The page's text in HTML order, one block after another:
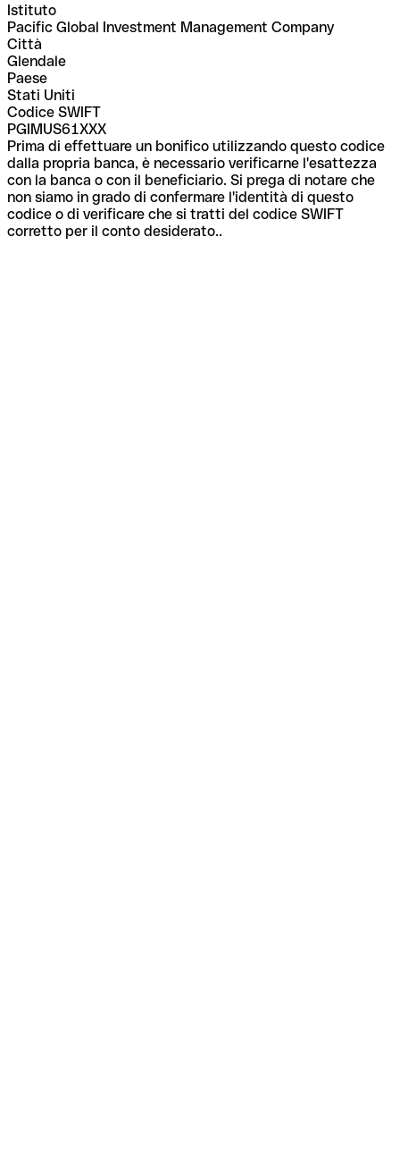
Istituto
Pacific Global Investment Management Company
Città
Glendale
Paese
Stati Uniti
Codice SWIFT
PGIMUS61XXX
Prima di effettuare un bonifico utilizzando questo codice
dalla propria banca, è necessario verificarne l'esattezza
con la banca o con il beneficiario. Si prega di notare che
non siamo in grado di confermare l'identità di questo
codice o di verificare che si tratti del codice SWIFT
corretto per il conto desiderato..